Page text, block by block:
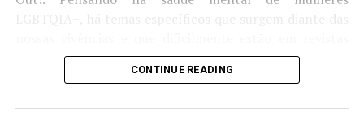
com Jamie, sendo somente mais uma característica da
ressaltar que se trata de uma série de terror, ou seja, o
romance não é o foco principal e tragédias acontecem.
LGBTQIA+, há temas específicos que surgem diante das
científicas ou são temas de estudos feitos na área
acadêmica, mas que estão sendo discutidos e percebidos
CONTINUE READING